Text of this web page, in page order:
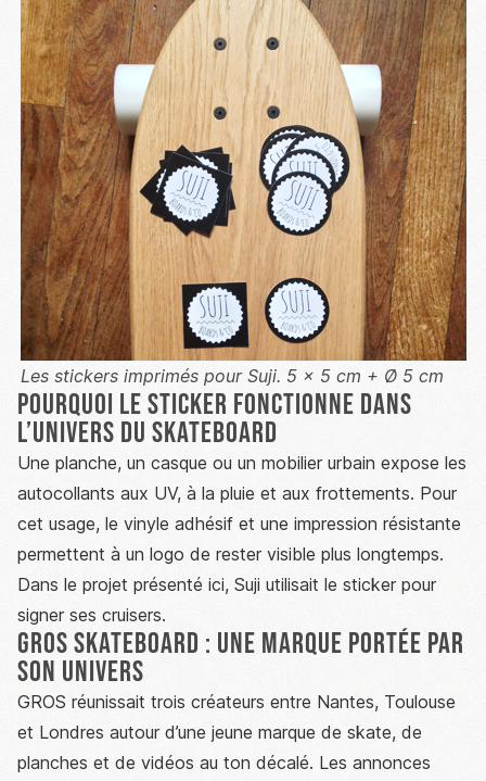
Les stickers imprimés pour Suji. 5 x 5 cm + Ø 5 cm
Pourquoi le sticker fonctionne dans
l’univers du skateboard
Une planche, un casque ou un mobilier urbain expose les
autocollants aux UV, à la pluie et aux frottements. Pour
cet usage, le vinyle adhésif et une impression résistante
permettent à un logo de rester visible plus longtemps.
Dans le projet présenté ici, Suji utilisait le sticker pour
signer ses cruisers.
GROS Skateboard : une marque portée par
son univers
GROS réunissait trois créateurs entre Nantes, Toulouse
et Londres autour d’une jeune marque de skate, de
planches et de vidéos au ton décalé. Les annonces